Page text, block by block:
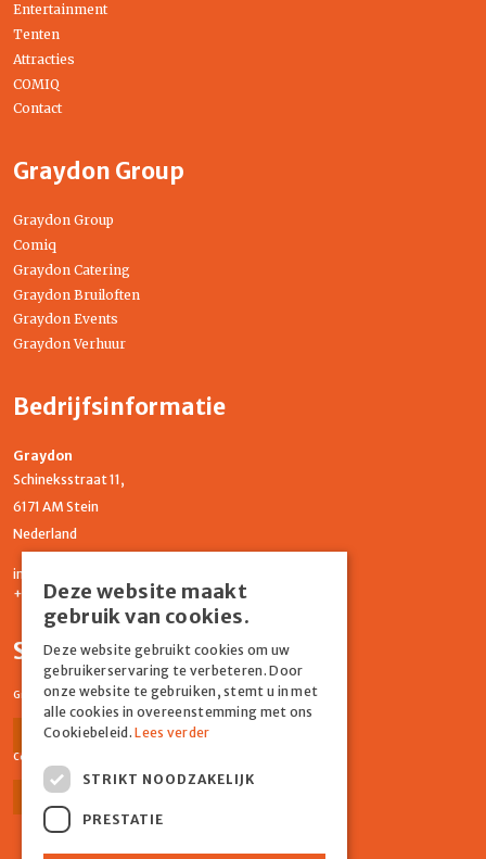
Entertainment
Tenten
Attracties
COMIQ
Contact
Graydon Group
Graydon Group
Comiq
Graydon Catering
Graydon Bruiloften
Graydon Events
Graydon Verhuur
Bedrijfsinformatie
Graydon
Schineksstraat 11,
6171 AM Stein
Nederland
info@graydonevents.nl
+316 11435859
Social media
Graydon Events
Facebook Instagram
Comiq
Facebook
Deze website maakt
gebruik van cookies.
Deze website gebruikt cookies om uw
gebruikerservaring te verbeteren. Door
onze website te gebruiken, stemt u in met
alle cookies in overeenstemming met ons
Cookiebeleid.Lees verder
STRIKT NOODZAKELIJK
PRESTATIE